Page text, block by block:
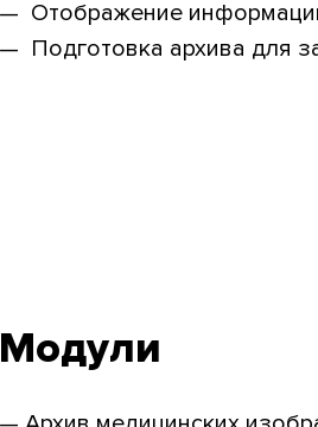
Отображение
Подготовка архива для
Модули